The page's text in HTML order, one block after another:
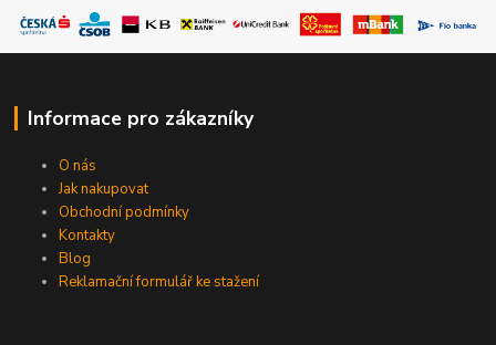
Informace pro zákazníky
O nás
Jak nakupovat
Obchodní podmínky
Kontakty
Blog
Reklamační formulář ke stažení